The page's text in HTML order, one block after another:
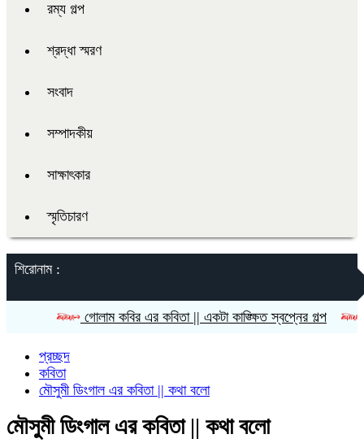
রম্য গল্প
শ্রদ্ধা স্মরণ
সংবাদ
সম্পাদকীয়
সাক্ষাৎকার
স্মৃতিচারণ
শিরোনাম :
গোলাম কবির এর কবিতা || একটা কাঙ্ক্ষিত স্বপ্নের গল্প রীতি
প্রচ্ছদ
কবিতা
মৌসুমী ডিংগাল এর কবিতা || কথা বলো
মৌসুমী ডিংগাল এর কবিতা || কথা বলো